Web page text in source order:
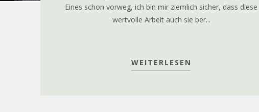
Eines schon vorweg, ich bin mir ziemlich sicher, dass diese
wertvolle Arbeit auch sie ber...
WEITERLESEN